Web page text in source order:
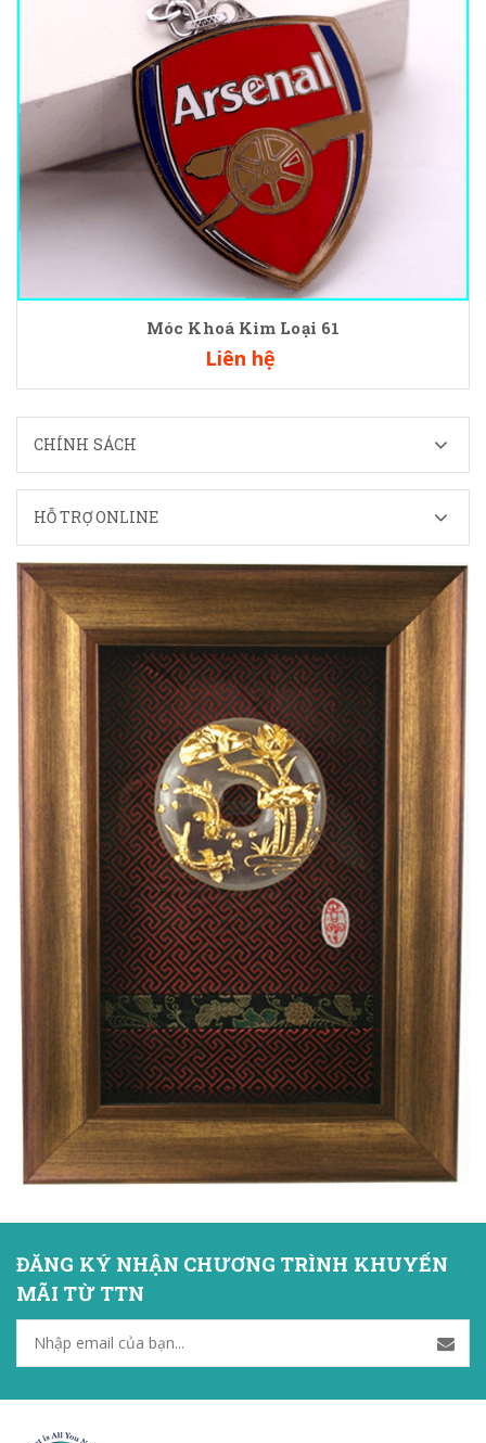
Móc Khoá Kim Loại 61
Liên hệ
CHÍNH SÁCH
HỖ TRỢ ONLINE
ĐĂNG KÝ NHẬN CHƯƠNG TRÌNH KHUYẾN
MÃI TỪ TTN